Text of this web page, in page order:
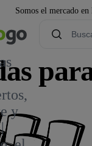
Somos el mercado
y